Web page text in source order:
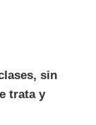
sin
trata y